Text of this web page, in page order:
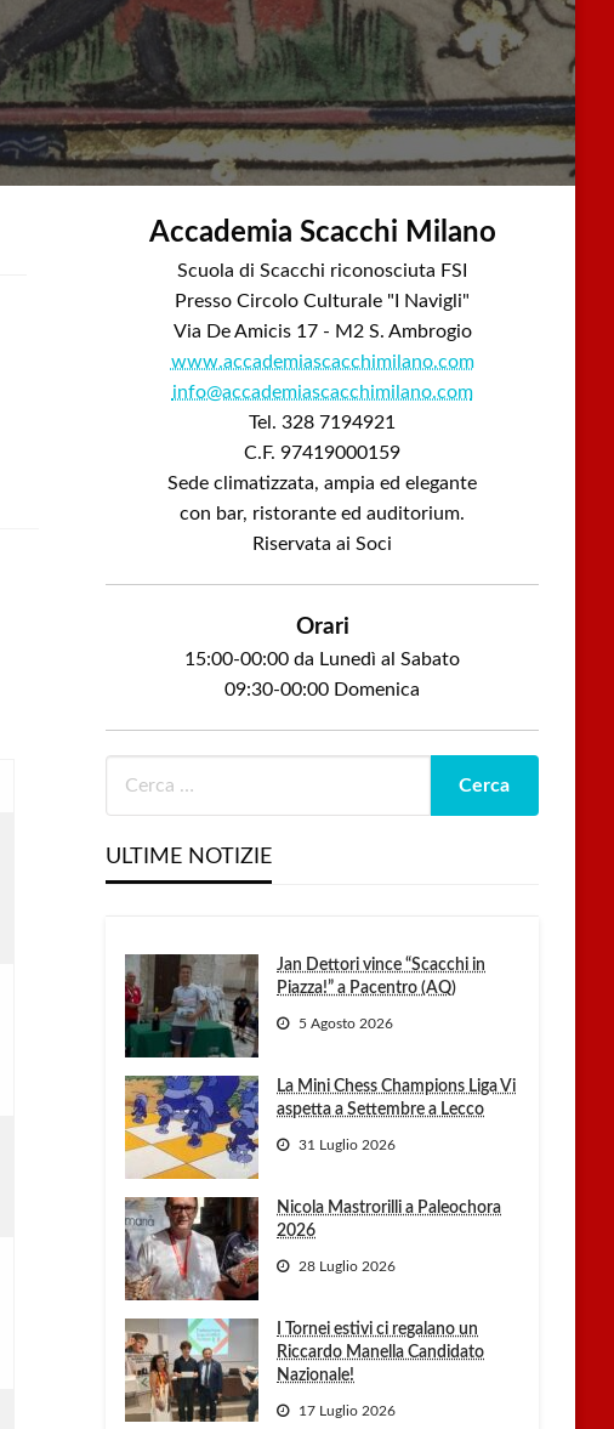
Accademia Scacchi Milano
Scuola di Scacchi riconosciuta FSI
Presso Circolo Culturale "I Navigli"
Via De Amicis 17 - M2 S. Ambrogio
www.accademiascacchimilano.com
info@accademiascacchimilano.com
Tel. 328 7194921
C.F. 97419000159
Sede climatizzata, ampia ed elegante
con bar, ristorante ed auditorium.
Riservata ai Soci
Orari
15:00-00:00 da Lunedì al Sabato
09:30-00:00 Domenica
ULTIME NOTIZIE
Jan Dettori vince “Scacchi in
Piazza!” a Pacentro (AQ)
5 Agosto 2026
La Mini Chess Champions Liga Vi
aspetta a Settembre a Lecco
31 Luglio 2026
Nicola Mastrorilli a Paleochora
2026
28 Luglio 2026
I Tornei estivi ci regalano un
Riccardo Manella Candidato
Nazionale!
17 Luglio 2026